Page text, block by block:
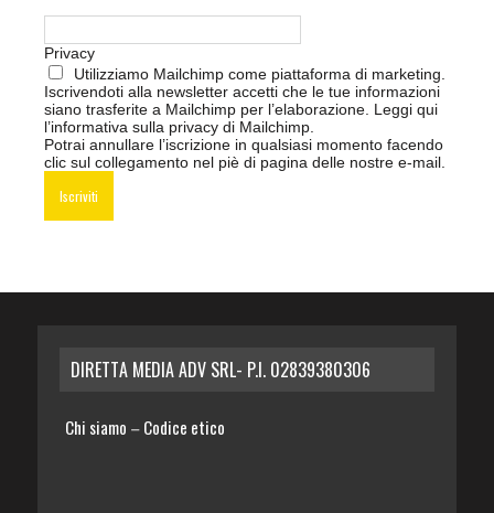
Privacy
Utilizziamo Mailchimp come piattaforma di marketing.
Iscrivendoti alla newsletter accetti che le tue informazioni
siano trasferite a Mailchimp per l’elaborazione. Leggi qui
l’informativa sulla privacy di Mailchimp.
Potrai annullare l’iscrizione in qualsiasi momento facendo
clic sul collegamento nel piè di pagina delle nostre e-mail.
DIRETTA MEDIA ADV SRL- P.I. 02839380306
Chi siamo – Codice etico